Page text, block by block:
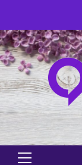
содержимому